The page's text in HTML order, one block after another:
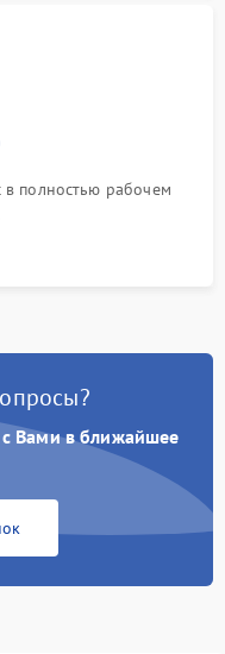
в полностью рабочем
с Вами в ближайшее